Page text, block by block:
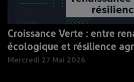
Croissance Verte : entre
écologique et résilience
Mercredi 27 Mai 2026